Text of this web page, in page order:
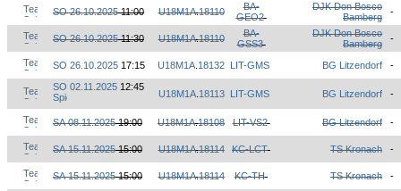
SO 26.10.202511:00 U18M1A.18110
BA-
GEO2
DJK Don Bosco
Bamberg
-
SO 26.10.202511:30 U18M1A.18110
BA-
GSS3
DJK Don Bosco
Bamberg
-
SO 26.10.2025 17:15 U18M1A 18132 LIT-GMS BG Litzendorf
-
SO 02.11.2025 12:45
U18M1A. 18113 LIT-GMS BG Litzendorf -
SA 08.11.202519:00 U18M1A.18108 LIT-VS2 BG Litzendorf -
SA 15.11.202515:00 U18M1A.18114 KC-LCT TS Kronach -
SA 15.11.202515:00 U18M1A.18114 KC-TH TS Kronach
-